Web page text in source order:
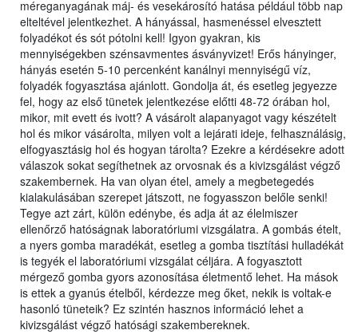
méreganyagának máj- és vesekárosító hatása például több nap
elteltével jelentkezhet. A hányással, hasmenéssel elvesztett
folyadékot és sót pótolni kell! Igyon gyakran, kis
mennyiségekben szénsavmentes ásványvizet! Erős hányinger,
hányás esetén 5-10 percenként kanálnyi mennyiségű víz,
folyadék fogyasztása ajánlott. Gondolja át, és esetleg jegyezze
fel, hogy az első tünetek jelentkezése előtti 48-72 órában hol,
mikor, mit evett és ivott? A vásárolt alapanyagot vagy készételt
hol és mikor vásárolta, milyen volt a lejárati ideje, felhasználásig,
elfogyasztásig hol és hogyan tárolta? Ezekre a kérdésekre adott
válaszok sokat segíthetnek az orvosnak és a kivizsgálást végző
szakembernek. Ha van olyan étel, amely a megbetegedés
kialakulásában szerepet játszott, ne fogyasszon belőle senki!
Tegye azt zárt, külön edénybe, és adja át az élelmiszer
ellenőrző hatóságnak laboratóriumi vizsgálatra. A gombás ételt,
a nyers gomba maradékát, esetleg a gomba tisztítási hulladékát
is tegyék el laboratóriumi vizsgálat céljára. A fogyasztott
mérgező gomba gyors azonosítása életmentő lehet. Ha mások
is ettek a gyanús ételből, kérdezze meg őket, nekik is voltak-e
hasonló tüneteik? Ez szintén hasznos információ lehet a
kivizsgálást végző hatósági szakembereknek.